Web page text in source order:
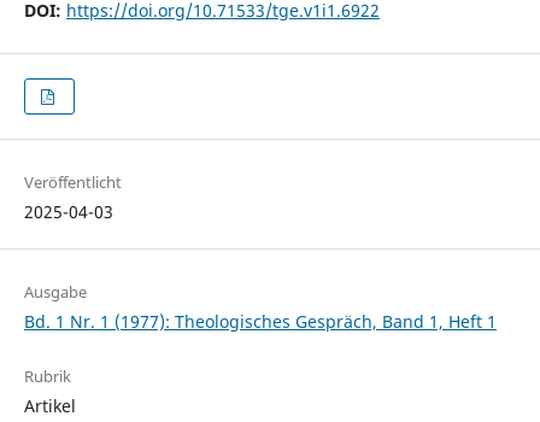
DOI: https://doi.org/10.71533/tge.v1i1.6922
Veröffentlicht
2025-04-03
Ausgabe
Bd. 1 Nr. 1 (1977): Theologisches Gespräch, Band 1, Heft 1
Rubrik
Artikel